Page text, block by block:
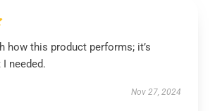
how this product performs; it’s
needed.
Nov 27, 2024